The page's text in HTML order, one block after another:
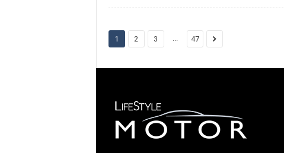
1 2 3 ... 47